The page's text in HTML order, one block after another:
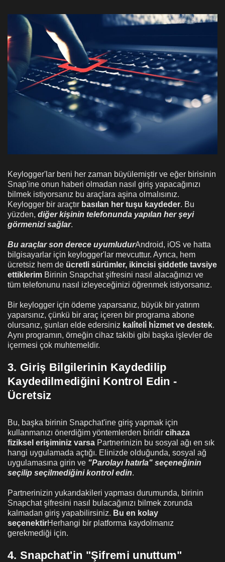
Keylogger'lar beni her zaman büyülemiştir ve eğer birisinin
Snap'ine onun haberi olmadan nasıl giriş yapacağınızı
bilmek istiyorsanız bu araçlara aşina olmalısınız.
Keylogger bir araçtır basılan her tuşu kaydeder. Bu
yüzden, diğer kişinin telefonunda yapılan her şeyi
görmenizi sağlar.
Bu araçlar son derece uyumludurAndroid, iOS ve hatta
bilgisayarlar için keylogger'lar mevcuttur. Ayrıca, hem
ücretsiz hem de ücretli sürümler, ikincisi şiddetle tavsiye
ettiklerim Birinin Snapchat şifresini nasıl alacağınızı ve
tüm telefonunu nasıl izleyeceğinizi öğrenmek istiyorsanız.
Bir keylogger için ödeme yaparsanız, büyük bir yatırım
yaparsınız, çünkü bir araç içeren bir programa abone
olursanız, şunları elde edersiniz kali̇teli̇ hi̇zmet ve destek.
Aynı programın, örneğin cihaz takibi gibi başka işlevler de
içermesi çok muhtemeldir.
3. Giriş Bilgilerinin Kaydedilip
Kaydedilmediğini Kontrol Edin -
Ücretsiz
Bu, başka birinin Snapchat'ine giriş yapmak için
kullanmanızı önerdiğim yöntemlerden biridir cihaza
fiziksel erişiminiz varsa Partnerinizin bu sosyal ağı en sık
hangi uygulamada açtığı. Elinizde olduğunda, sosyal ağ
uygulamasına girin ve "Parolayı hatırla" seçeneğinin
seçilip seçilmediğini kontrol edin.
Partnerinizin yukarıdakileri yapması durumunda, birinin
Snapchat şifresini nasıl bulacağınızı bilmek zorunda
kalmadan giriş yapabilirsiniz. Bu en kolay
seçenektirHerhangi bir platforma kaydolmanız
gerekmediği için.
4. Snapchat'in "Şifremi unuttum"